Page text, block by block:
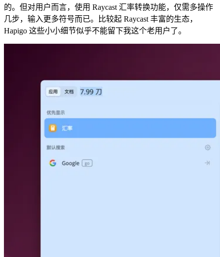
的。但对用户而言，使用 Raycast 汇率转换功能，仅需多操作
几步，输入更多符号而已。比较起 Raycast 丰富的生态，
Hapigo 这些小小细节似乎不能留下我这个老用户了。